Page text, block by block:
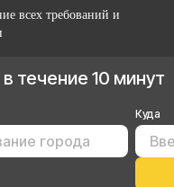
всех требований и
течение 10 минут
Куда